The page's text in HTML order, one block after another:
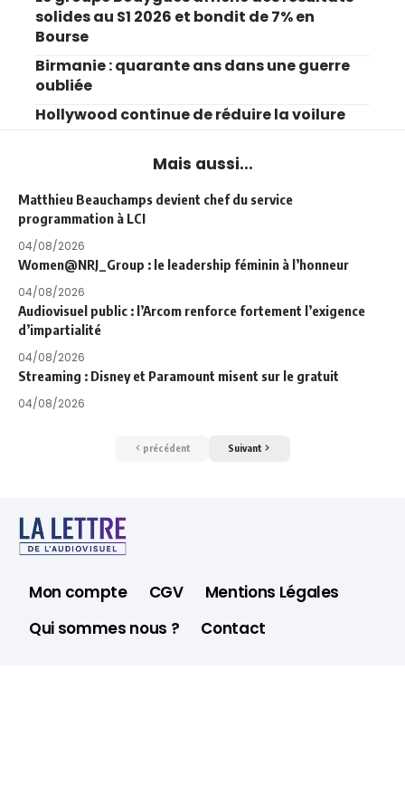
solides au S1 2026 et bondit de 7% en
Bourse
Birmanie : quarante ans dans une guerre
oubliée
Hollywood continue de réduire la voilure
Mais aussi...
Matthieu Beauchamps devient chef du service
programmation à LCI
04/08/2026
Women@NRJ_Group : le leadership féminin à l’honneur
04/08/2026
Audiovisuel public : l’Arcom renforce fortement l’exigence
d’impartialité
04/08/2026
Streaming : Disney et Paramount misent sur le gratuit
04/08/2026
précédent Suivant
Mon compte CGV
Mentions Légales
Qui sommes nous ?
Contact